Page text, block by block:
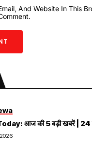
And Website In This
आज की 5 बड़ी खबरें |